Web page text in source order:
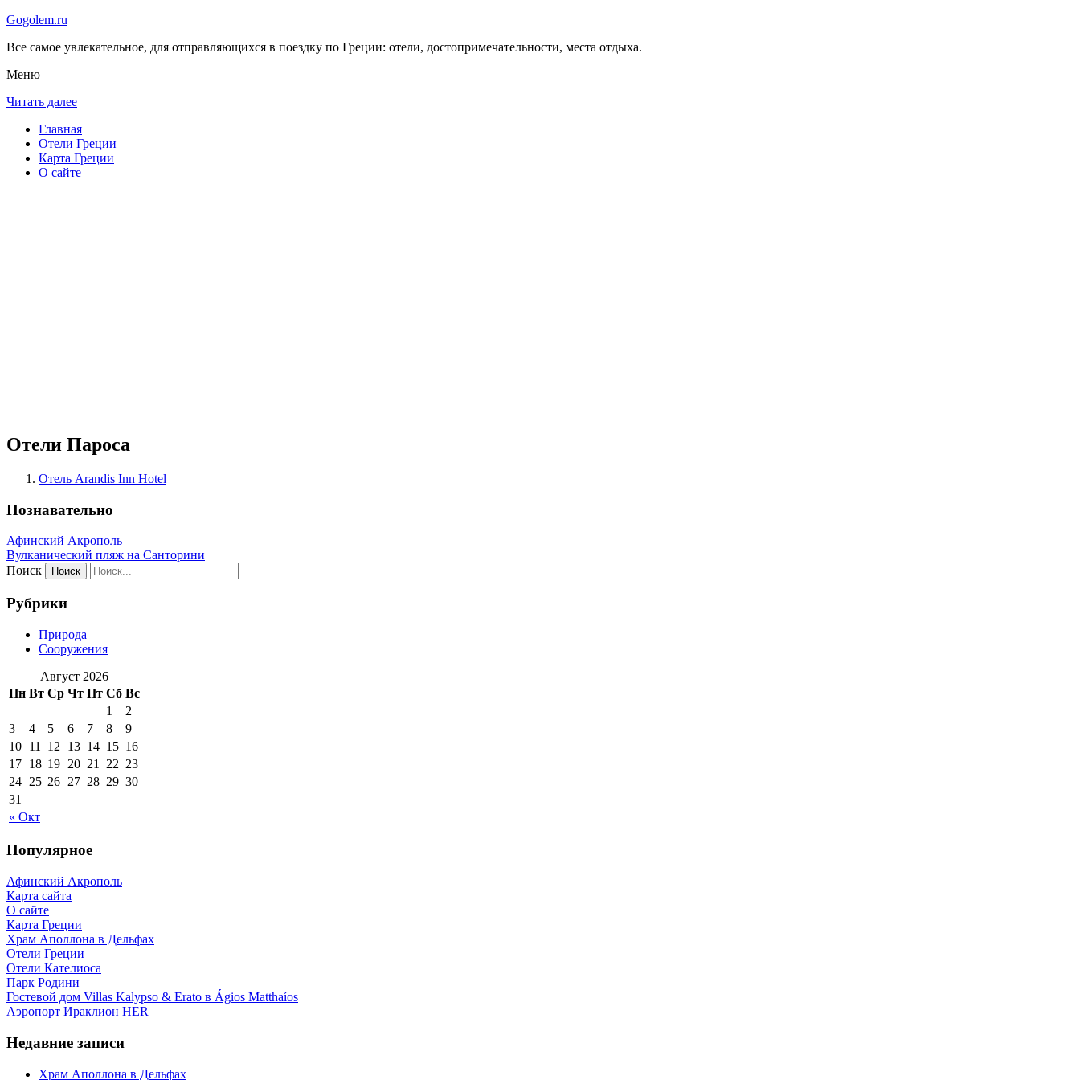
Gogolem.ru
Все самое увлекательное, для отправляющихся в поездку по Греции: отели, достопримечательности, места отдыха.
Меню
Читать далее
Главная
Отели Греции
Карта Греции
О сайте
Отели Пароса
Отель Arandis Inn Hotel
Познавательно
Афинский Акрополь
Вулканический пляж на Санторини
Поиск
Рубрики
Природа
Сооружения
Август 2026
Пн Вт Ср Чт Пт Сб Вс
« Окт
1
2
3
4 5 6 7 8
9
10 11 12 13 14 15 16
17 18 19 20 21 22 23
24 25 26 27 28 29 30
31
Популярное
Афинский Акрополь
Карта сайта
О сайте
Карта Греции
Храм Аполлона в Дельфах
Отели Греции
Отели Кателиоса
Парк Родини
Гостевой дом Villas Kalypso & Erato в Ágios Matthaíos
Аэропорт Ираклион HER
Недавние записи
Храм Аполлона в Дельфах